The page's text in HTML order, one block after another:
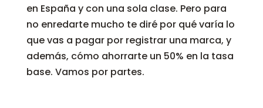
en España y con una sola clase. Pero para
no enredarte mucho te diré por qué varía lo
que vas a pagar por registrar una marca, y
además, cómo ahorrarte un 50% en la tasa
base. Vamos por partes.